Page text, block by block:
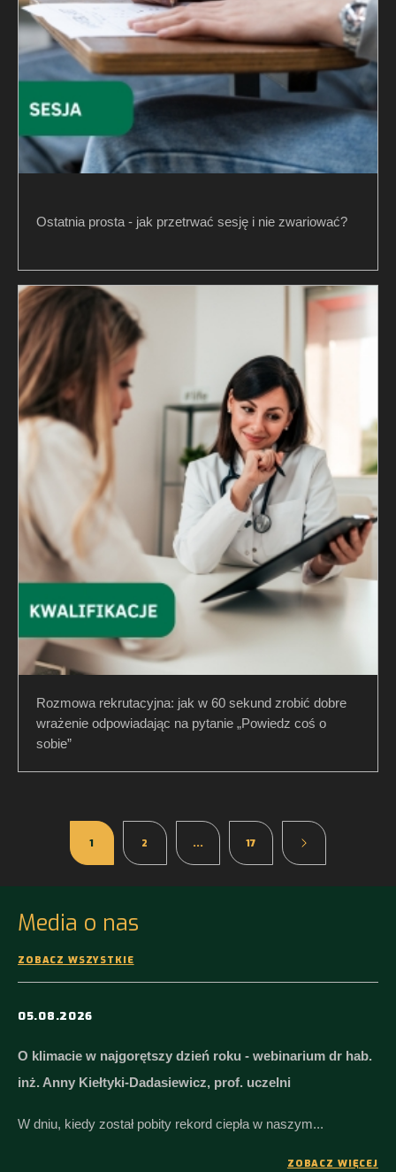
Ostatnia prosta - jak przetrwać sesję i nie zwariować?
Rozmowa rekrutacyjna: jak w 60 sekund zrobić dobre
wrażenie odpowiadając na pytanie „Powiedz coś o
sobie”
1 2 ... 17
Media o nas
ZOBACZ WSZYSTKIE
05.08.2026
O klimacie w najgorętszy dzień roku - webinarium dr hab.
inż. Anny Kiełtyki-Dadasiewicz, prof. uczelni
W dniu, kiedy został pobity rekord ciepła w naszym...
ZOBACZ WIĘCEJ